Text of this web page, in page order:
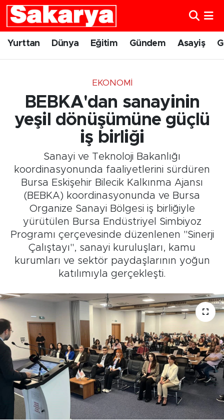
Yurttan Dünya Eğitim Gündem Asayiş
EKONOMI
BEBKA'dan sanayinin
yeşil dönüşümüne güçlü
iş birliği
Sanayi ve Teknoloji Bakanlığı
koordinasyonunda faaliyetlerini sürdüren
Bursa Eskişehir Bilecik Kalkınma Ajansı
(BEBKA) koordinasyonunda ve Bursa
Organize Sanayi Bölgesi iş birliğiyle
yürütülen Bursa Endüstriyel Simbiyoz
Programı çerçevesinde düzenlenen "Sinerji
Çalıştayı", sanayi kuruluşları, kamu
kurumları ve sektör paydaşlarının yoğun
katılımıyla gerçekleşti.
Yurttan
Gündem
Eskişehirspor
Spor
Sağlık
Kültür Sanat
Tarihçe
Resmi İlanlar
Söyleşi
Foto Şaka
Teknoloji
Politika
Eskişehir Nöbetçi Eczaneler
Eskişehir Trafik Yoğunluk Haritası
Süper Lig Puan Durumu ve Fikstür
Tüm Manşetler
Son Dakika Haberleri
Haber Arşivi